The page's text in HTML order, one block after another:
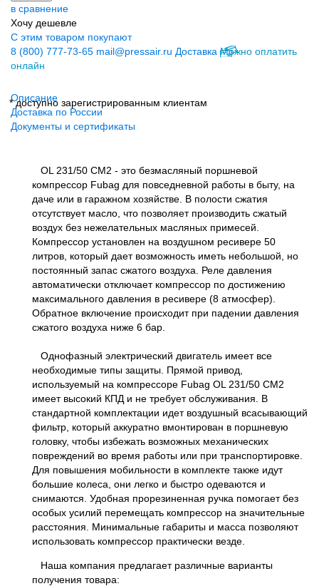
в сравнение
Хочу дешевле
С этим товаром покупают
8 (800) 777-73-65 mail@pressair.ru Доставка Можно оплатить
онлайн
* доступно зарегистрированным клиентам
Описание
Доставка по России
Документы и сертификаты
OL 231/50 CM2 - это безмасляный поршневой
компрессор Fubag для повседневной работы в быту, на
даче или в гаражном хозяйстве. В полости сжатия
отсутствует масло, что позволяет производить сжатый
воздух без нежелательных масляных примесей.
Компрессор установлен на воздушном ресивере 50
литров, который дает возможность иметь небольшой, но
постоянный запас сжатого воздуха. Реле давления
автоматически отключает компрессор по достижению
максимального давления в ресивере (8 атмосфер).
Обратное включение происходит при падении давления
сжатого воздуха ниже 6 бар.
Однофазный электрический двигатель имеет все
необходимые типы защиты. Прямой привод,
используемый на компрессоре Fubag OL 231/50 CM2
имеет высокий КПД и не требует обслуживания. В
стандартной комплектации идет воздушный всасывающий
фильтр, который аккуратно вмонтирован в поршневую
головку, чтобы избежать возможных механических
повреждений во время работы или при транспортировке.
Для повышения мобильности в комплекте также идут
большие колеса, они легко и быстро одеваются и
снимаются. Удобная прорезиненная ручка помогает без
особых усилий перемещать компрессор на значительные
расстояния. Минимальные габариты и масса позволяют
использовать компрессор практически везде.
Наша компания предлагает различные варианты
получения товара: